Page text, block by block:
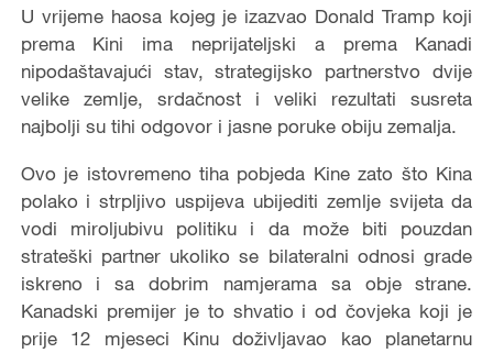
U vrijeme haosa kojeg je izazvao Donald Tramp koji
prema Kini ima neprijateljski a prema Kanadi
nipodaštavajući stav, strategijsko partnerstvo dvije
velike zemlje, srdačnost i veliki rezultati susreta
najbolji su tihi odgovor i jasne poruke obiju zemalja.
Ovo je istovremeno tiha pobjeda Kine zato što Kina
polako i strpljivo uspijeva ubijediti zemlje svijeta da
vodi miroljubivu politiku i da može biti pouzdan
strateški partner ukoliko se bilateralni odnosi grade
iskreno i sa dobrim namjerama sa obje strane.
Kanadski premijer je to shvatio i od čovjeka koji je
prije 12 mjeseci Kinu doživljavao kao planetarnu